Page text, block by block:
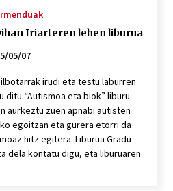
protagonista
Iriarteren lehen liburua
05/07
irudi eta testu laburren
“Autismoa eta biok” liburu
aurkeztu zuen apnabi autisten
egoitzan eta gurera etorri da
hitz egitera. Liburua Gradu
dela kontatu digu, eta liburuaren